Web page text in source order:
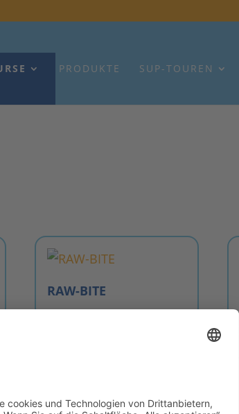
PRODUKTE SUP-TOUREN
RAW-BITE